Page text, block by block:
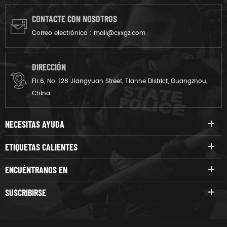
chalecos que ofrecen un
nivel IIA o de nivel II.
cuello.Addtinal parte frontal
CONTACTE CON NOSOTROS
Correo electrónico : mail@cxxgz.com
DIRECCIÓN
Flr.6, No. 128 Jiangyuan Street, Tianhe District, Guangzhou,
China
NECESITAS AYUDA
ETIQUETAS CALIENTES
ENCUÉNTRANOS EN
SUSCRIBIRSE